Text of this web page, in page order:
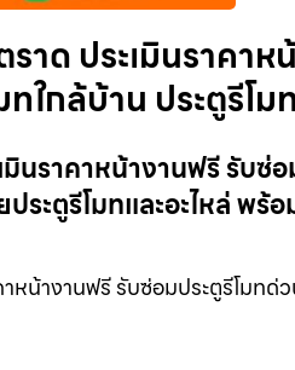
าด ประเมินราคา
ใกล้บ้าน ประตูรีโ
นราคาหน้างานฟรี รับซ่
ระตูรีโมทและอะไหล่ พ
หน้างานฟรี รับซ่อมประตูรีโมทด่